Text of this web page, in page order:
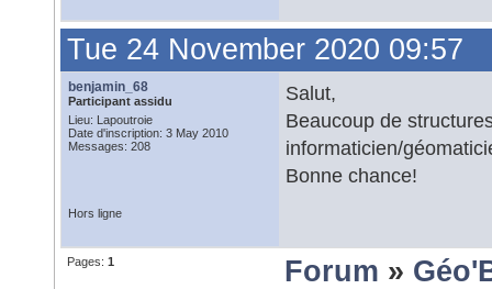
Tue 24 November 2020 09:57
benjamin_68
Participant assidu
Lieu: Lapoutroie
Date d'inscription: 3 May 2010
Messages: 208
Salut,
Beaucoup de
informaticien/
Bonne chance!
Hors ligne
Pages: 1 Forum »